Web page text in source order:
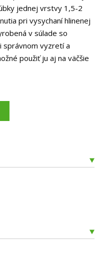
jednej vrstvy 1,5-2
pri vysychaní hlinenej
v súlade so
správnom vyzretí a
použiť ju aj na väčšie